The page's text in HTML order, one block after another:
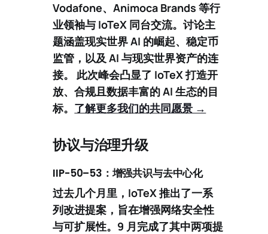
Vodafone、Animoca Brands 等行
业领袖与 IoTeX 同台交流。讨论主
题涵盖现实世界 AI 的崛起、稳定币
监管，以及 AI 与现实世界资产的连
接。 此次峰会凸显了 IoTeX 打造开
放、合规且数据丰富的 AI 生态的目
标。 了解更多我们的共同愿景 →
协议与治理升级
IIP-50–53：增强共识与去中心化
过去几个月里，IoTeX 推出了一系
列改进提案，旨在增强网络安全性
与可扩展性。9 月完成了其中两项提